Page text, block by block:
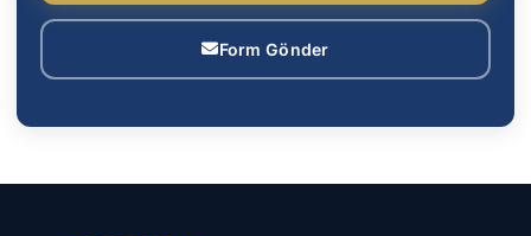
Form Gönder